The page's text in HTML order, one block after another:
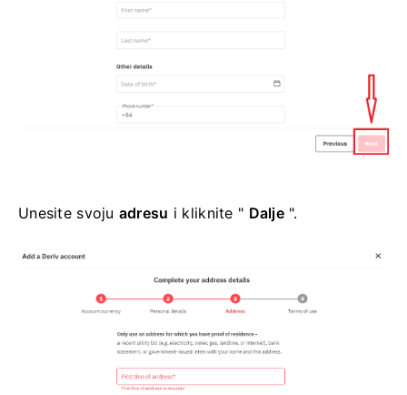
Unesite svoju adresu i kliknite " Dalje".